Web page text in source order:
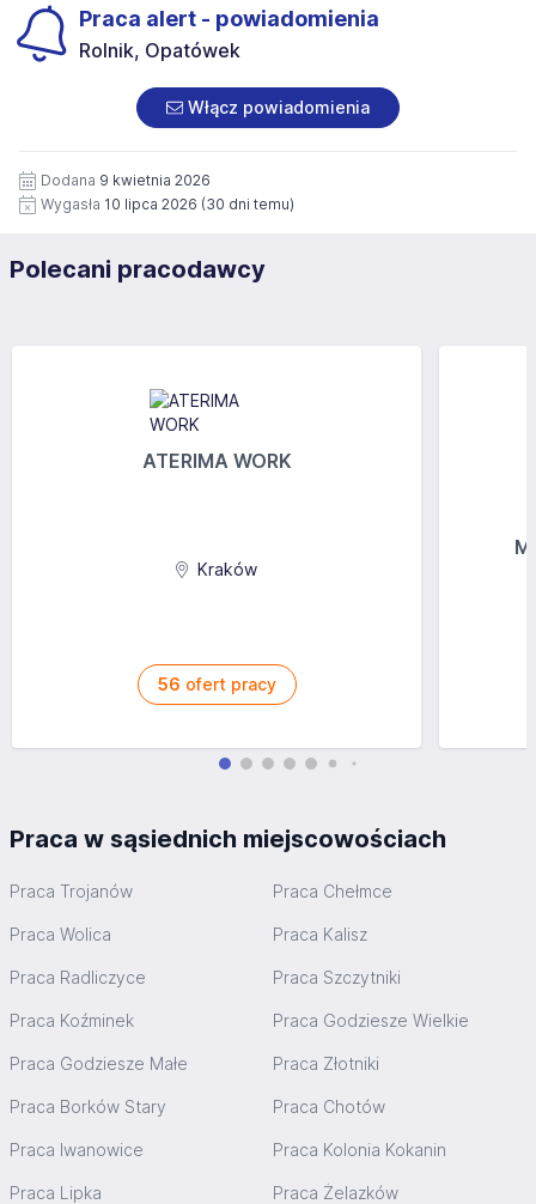
Praca alert - powiadomienia
Rolnik, Opatówek
Włącz powiadomienia
Dodana 9 kwietnia 2026
Wygasła 10 lipca 2026 (30 dni temu)
Polecani pracodawcy
ATERIMA WORK
Kraków
56 ofert pracy
Praca w sąsiednich miejscowościach
Praca Trojanów Praca Chełmce
Praca Wolica Praca Kalisz
Praca Radliczyce Praca Szczytniki
Praca Koźminek Praca Godziesze Wielkie
Praca Godziesze Małe Praca Złotniki
Praca Borków Stary Praca Chotów
Praca Iwanowice Praca Kolonia Kokanin
Praca Lipka Praca Żelazków